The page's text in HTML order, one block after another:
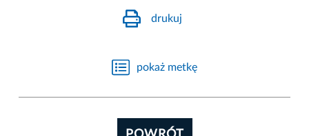
drukuj
pokaż metkę